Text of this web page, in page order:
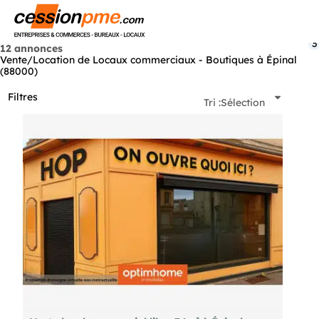
12 annonces
Vente/Location de Locaux commerciaux - Boutiques à Épinal
(88000)
Filtres
3
Tri :Sélection